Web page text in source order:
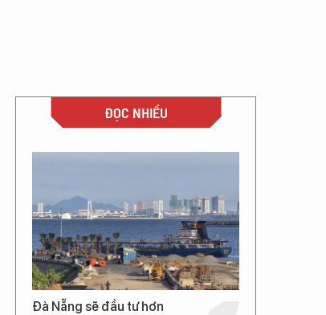
ĐỌC NHIỀU
Đà Nẵng sẽ đầu tư hơn